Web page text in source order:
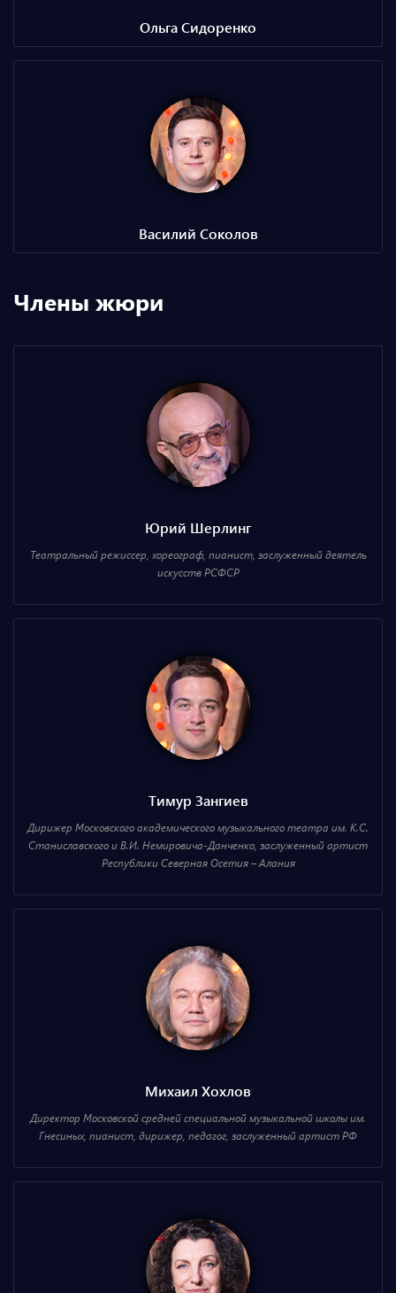
Ольга Сидоренко
Василий Соколов
Члены жюри
Юрий Шерлинг
Театральный режиссер, хореограф, пианист, заслуженный деятель
искусств РСФСР
Тимур Зангиев
Дирижер Московского академического музыкального театра им. К.С.
Станиславского и В.И. Немировича-Данченко, заслуженный артист
Республики Северная Осетия – Алания
Михаил Хохлов
Директор Московской средней специальной музыкальной школы им.
Гнесиных, пианист, дирижер, педагог, заслуженный артист РФ